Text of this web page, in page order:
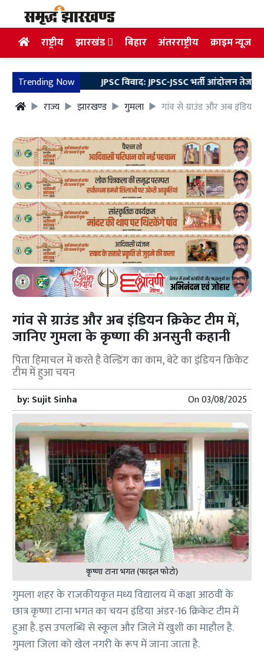
राष्ट्रीय झारखंड बिहार अंतरराष्ट्रीय क्राइम न्यूज
Trending NowJPSC विवाद: JPSC-JSSC भर्ती आंदोलन तेज, 10
राज्य
झारखण्ड गुमला गांव से ग्राउंड और अब इंडियन
गांव से ग्राउंड और अब इंडियन क्रिकेट टीम में,
जानिए गुमला के कृष्णा की अनसुनी कहानी
पिता हिमाचल में करते है वेल्डिंग का काम, बेटे का इंडियन क्रिकेट
टीम में हुआ चयन
by:Sujit Sinha On03/08/2025
कृष्णा टाना भगत (फाइल फोटो)
गुमला शहर के राजकीयकृत मध्य विद्यालय में कक्षा आठवीं के
छात्र कृष्णा टाना भगत का चयन इंडिया अंडर-16 क्रिकेट टीम में
हुआ है. इस उपलब्धि से स्कूल और जिले में खुशी का माहौल है.
गुमला जिला को खेल नगरी के रूप में जाना जाता है.